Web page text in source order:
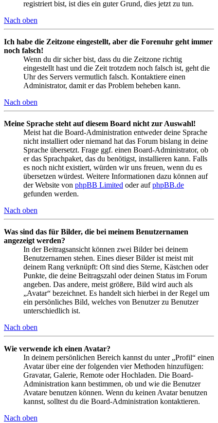
registriert bist, ist dies ein guter Grund, dies jetzt zu tun.
Nach oben
Ich habe die Zeitzone eingestellt, aber die Forenuhr geht immer
noch falsch!
Wenn du dir sicher bist, dass du die Zeitzone richtig
eingestellt hast und die Zeit trotzdem noch falsch ist, geht die
Uhr des Servers vermutlich falsch. Kontaktiere einen
Administrator, damit er das Problem beheben kann.
Nach oben
Meine Sprache steht auf diesem Board nicht zur Auswahl!
Meist hat die Board-Administration entweder deine Sprache
nicht installiert oder niemand hat das Forum bislang in deine
Sprache übersetzt. Frage ggf. einen Board-Administrator, ob
er das Sprachpaket, das du benötigst, installieren kann. Falls
es noch nicht existiert, würden wir uns freuen, wenn du es
übersetzen würdest. Weitere Informationen dazu können auf
der Website von phpBB Limited oder aufphpBB.de
gefunden werden.
Nach oben
Was sind das für Bilder, die bei meinem Benutzernamen
angezeigt werden?
In der Beitragsansicht können zwei Bilder bei deinem
Benutzernamen stehen. Eines dieser Bilder ist meist mit
deinem Rang verknüpft: Oft sind dies Sterne, Kästchen oder
Punkte, die deine Beitragszahl oder deinen Status im Forum
angeben. Das andere, meist größere, Bild wird auch als
„Avatar“ bezeichnet. Es handelt sich hierbei in der Regel um
ein persönliches Bild, welches von Benutzer zu Benutzer
unterschiedlich ist.
Nach oben
Wie verwende ich einen Avatar?
In deinem persönlichen Bereich kannst du unter „Profil“ einen
Avatar über eine der folgenden vier Methoden hinzufügen:
Gravatar, Galerie, Remote oder Hochladen. Die Board-
Administration kann bestimmen, ob und wie die Benutzer
Avatare benutzen können. Wenn du keinen Avatar benutzen
kannst, solltest du die Board-Administration kontaktieren.
Nach oben